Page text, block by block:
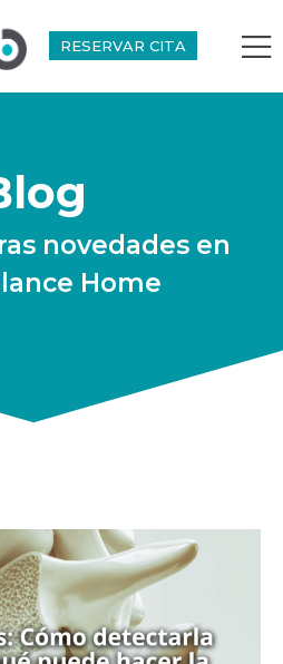
RESERVAR CITA
novedades en
Home